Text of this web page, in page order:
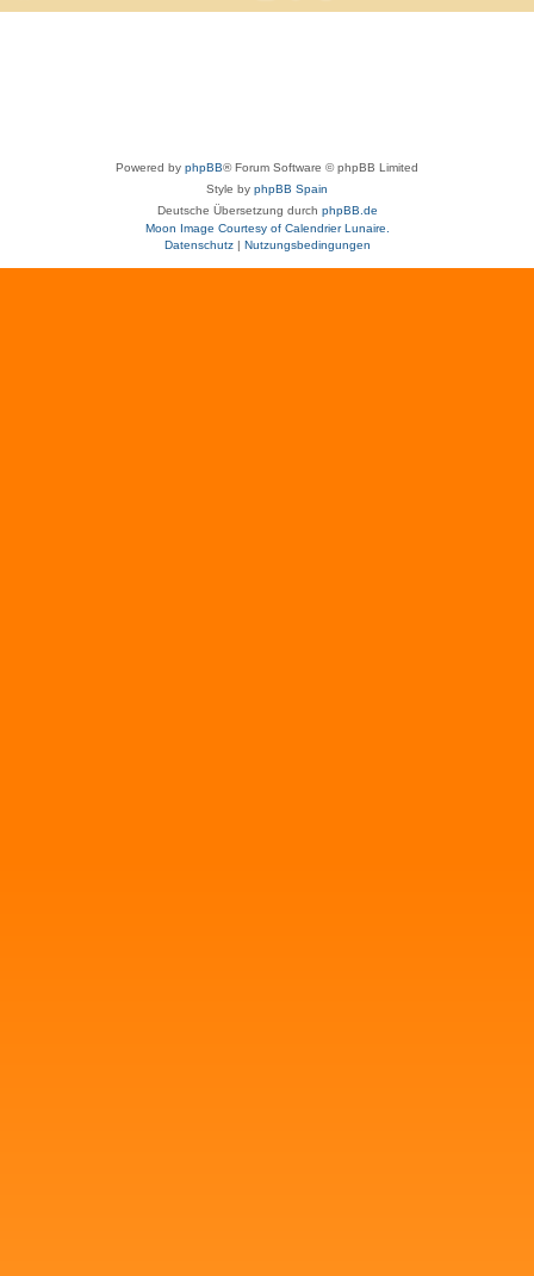
Powered by phpBB® Forum Software © phpBB Limited
Style by phpBB Spain
Deutsche Übersetzung durch phpBB.de
Moon Image Courtesy of Calendrier Lunaire.
Datenschutz| Nutzungsbedingungen